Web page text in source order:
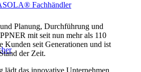
Fachhändler
Planung, Durchführung und
mit seit nun mehr als 110
Kunden seit Generationen und ist
der Zeit.